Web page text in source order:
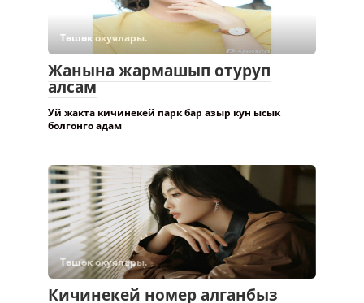
Төшөк окуялары.
Жанына жармашып отуруп
алсам
Уй жакта кичинекей парк бар азыр кун ысык
Төшөк окуялары.